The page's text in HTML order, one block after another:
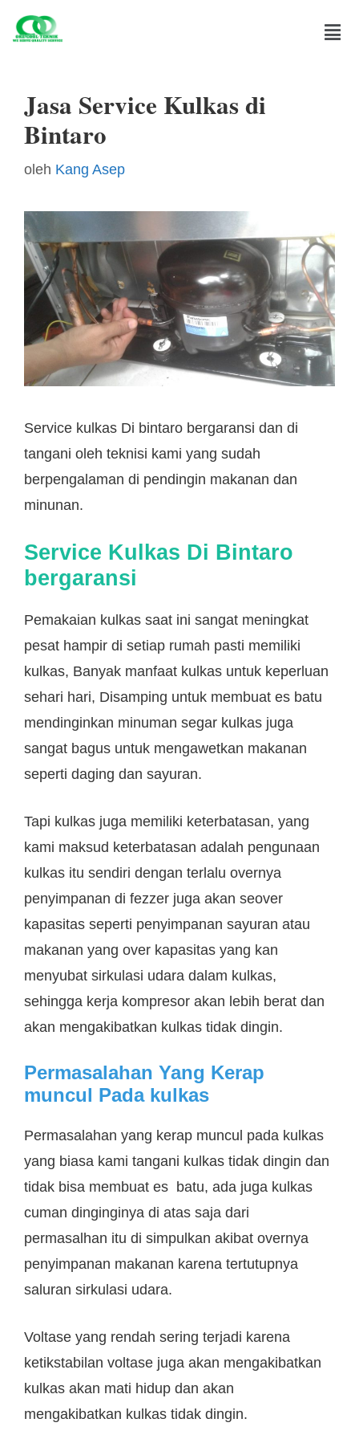
Jasa Service Kulkas di
Bintaro
oleh Kang Asep
Service kulkas Di bintaro bergaransi dan di
tangani oleh teknisi kami yang sudah
berpengalaman di pendingin makanan dan
minunan.
Service Kulkas Di Bintaro
bergaransi
Pemakaian kulkas saat ini sangat meningkat
pesat hampir di setiap rumah pasti memiliki
kulkas, Banyak manfaat kulkas untuk keperluan
sehari hari, Disamping untuk membuat es batu
mendinginkan minuman segar kulkas juga
sangat bagus untuk mengawetkan makanan
seperti daging dan sayuran.
Tapi kulkas juga memiliki keterbatasan, yang
kami maksud keterbatasan adalah pengunaan
kulkas itu sendiri dengan terlalu overnya
penyimpanan di fezzer juga akan seover
kapasitas seperti penyimpanan sayuran atau
makanan yang over kapasitas yang kan
menyubat sirkulasi udara dalam kulkas,
sehingga kerja kompresor akan lebih berat dan
akan mengakibatkan kulkas tidak dingin.
Permasalahan Yang Kerap
muncul Pada kulkas
Permasalahan yang kerap muncul pada kulkas
yang biasa kami tangani kulkas tidak dingin dan
tidak bisa membuat es batu, ada juga kulkas
cuman dinginginya di atas saja dari
permasalhan itu di simpulkan akibat overnya
penyimpanan makanan karena tertutupnya
saluran sirkulasi udara.
Voltase yang rendah sering terjadi karena
ketikstabilan voltase juga akan mengakibatkan
kulkas akan mati hidup dan akan
mengakibatkan kulkas tidak dingin.